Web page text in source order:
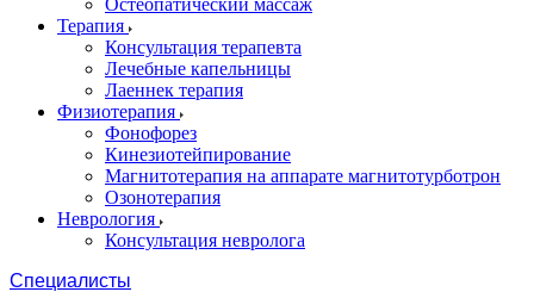
Остеопатический массаж
Терапия
Консультация терапевта
Лечебные капельницы
Лаеннек терапия
Физиотерапия
Фонофорез
Кинезиотейпирование
Магнитотерапия на аппарате магнитотурботрон
Озонотерапия
Неврология
Консультация невролога
Специалисты